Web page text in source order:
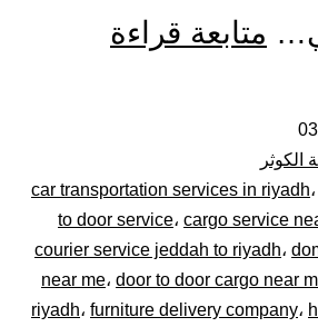
متابعة قراءة
بالرياض|
–
car transportation services in riyadh،
to door service، cargo service
courier service jeddah to riyadh،
near me، door to door cargo near
riyadh، furniture delivery company،